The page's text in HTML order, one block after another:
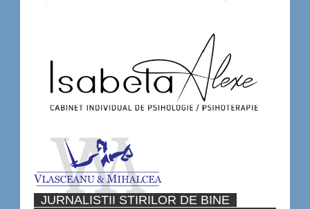
JURNALISTII STIRILOR DE BINE